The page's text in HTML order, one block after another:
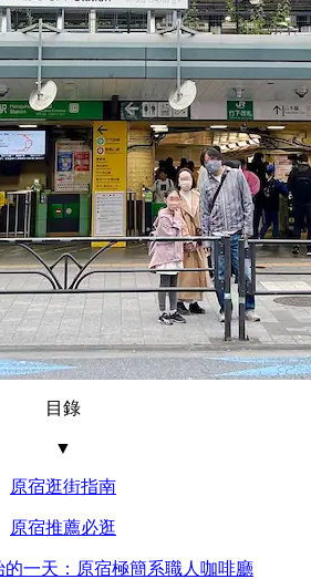
目錄
▼
原宿逛街指南
原宿推薦必逛
的一天：原宿極簡系職人咖啡廳